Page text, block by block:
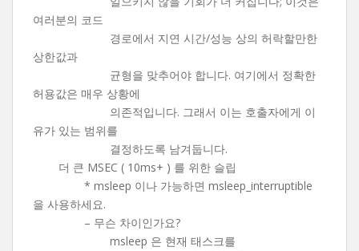
여러분의 코드
경로에서 지연 시간/성능 상의 허락할만한
상한값과
균형을 맞추어야 합니다. 여기에서 정확한
허용값은 매우 상황에
의존적입니다. 그래서 이는 호출자에게 이
유가 있는 범위를
결정하도록 남겨둡니다.
더 큰 MSEC ( 10ms+ ) 를 위한 슬립
* msleep 이나 가능하면 msleep_interruptible
을 사용하세요.
– 무슨 차이인가요?
msleep 은 현재 태스크를